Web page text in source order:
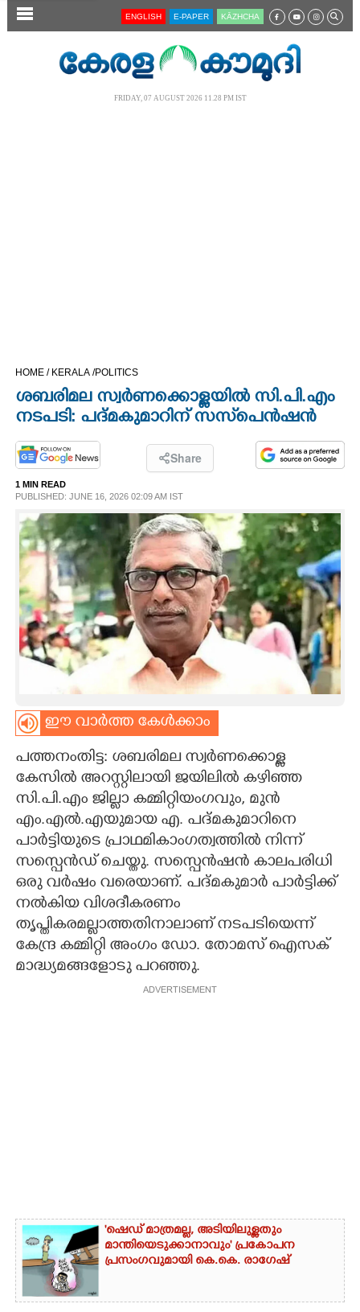
SECTIONS
CINEMA
OPINION
PHOTOS
LIFESTYLE
SPIRITUAL
INFO+
ART
LITERATURE
ZOOM
CONTACT US
ENGLISH E-PAPER KĀZHCHA
FRIDAY, 07 AUGUST 2026 11.28 PM IST
HOME / KERALA /POLITICS
ശബരിമല സ്വർണക്കൊള്ളയിൽ സി.പി.എം
നടപടി: പദ്മകുമാറിന് സസ്‌പെൻഷൻ
Share
1 MIN READ
PUBLISHED: JUNE 16, 2026 02:09 AM IST
ഈ വാർത്ത കേൾക്കാം
പത്തനംതിട്ട: ശബരിമല സ്വർണക്കൊള്ള
കേസിൽ അറസ്റ്റിലായി ജയിലിൽ കഴിഞ്ഞ
സി.പി.എം ജില്ലാ കമ്മിറ്റിയംഗവും, മുൻ
എം.എൽ.എയുമായ എ. പദ്മകുമാറിനെ
പാർട്ടിയുടെ പ്രാഥമികാംഗത്വത്തിൽ നിന്ന്
സസ്പെൻഡ് ചെയ്തു. സസ്പെൻഷൻ കാലപരിധി
ഒരു വർഷം വരെയാണ്. പദ്മകുമാർ പാർട്ടിക്ക്
നൽകിയ വിശദീകരണം
തൃപ്തികരമല്ലാത്തതിനാലാണ് നടപടിയെന്ന്
കേന്ദ്ര കമ്മിറ്റി അംഗം ഡോ. തോമസ് ഐസക്
മാദ്ധ്യമങ്ങളോടു പറഞ്ഞു.
ADVERTISEMENT
'ഷെഡ് മാത്രമല്ല, അടിയിലുള്ളതും
മാന്തിയെടുക്കാനാവും' പ്രകോപന
പ്രസംഗവുമായി കെ.കെ. രാഗേഷ്